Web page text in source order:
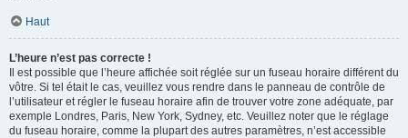
Haut
L’heure n’est pas correcte !
Il est possible que l’heure affichée soit réglée sur un fuseau horaire différent du
vôtre. Si tel était le cas, veuillez vous rendre dans le panneau de contrôle de
l’utilisateur et régler le fuseau horaire afin de trouver votre zone adéquate, par
exemple Londres, Paris, New York, Sydney, etc. Veuillez noter que le réglage
du fuseau horaire, comme la plupart des autres paramètres, n’est accessible